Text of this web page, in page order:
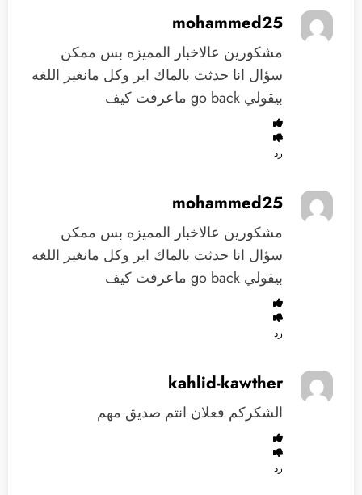
mohammed25
مشكورين عالاخبار المميزه بس ممكن
سؤال انا حدثت بالماك اير وكل مانغير اللغه
بيقولي go back ماعرفت كيف
رد
mohammed25
مشكورين عالاخبار المميزه بس ممكن
سؤال انا حدثت بالماك اير وكل مانغير اللغه
بيقولي go back ماعرفت كيف
رد
kahlid-kawther
الشكركم فعلان انتم صديق مهم
رد